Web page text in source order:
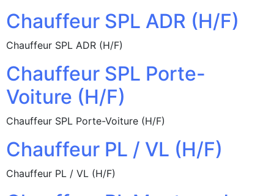
Chauffeur SPL ADR (H/F)
Chauffeur SPL ADR (H/F)
Chauffeur SPL Porte-
Voiture (H/F)
Chauffeur SPL Porte-Voiture (H/F)
Chauffeur PL / VL (H/F)
Chauffeur PL / VL (H/F)